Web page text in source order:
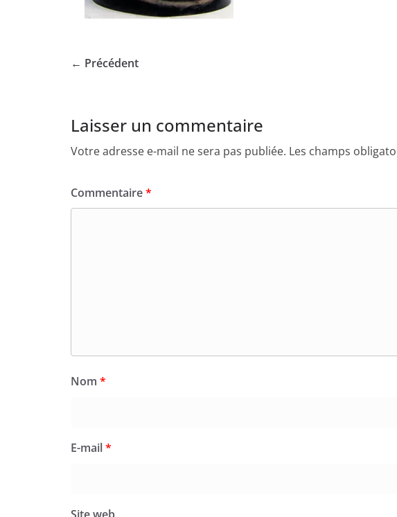
← Précédent
Laisser un commentaire
Votre adresse e-mail ne sera pas publiée. Les champs
Commentaire*
Nom *
E-mail*